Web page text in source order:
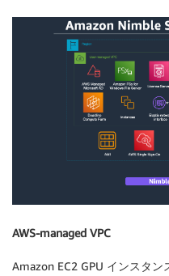
AWS-managed VPC
Amazon EC2 GPU インスタ